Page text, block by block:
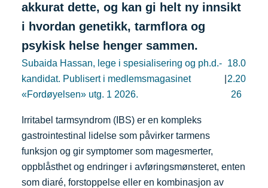
akkurat dette, og kan gi helt ny innsikt
i hvordan genetikk, tarmflora og
psykisk helse henger sammen.
Subaida Hassan, lege i spesialisering og ph.d.-
kandidat. Publisert i medlemsmagasinet
«Fordøyelsen» utg. 1 2026.
|
18.0
2.20
26
Irritabel tarmsyndrom (IBS) er en kompleks
gastrointestinal lidelse som påvirker tarmens
funksjon og gir symptomer som magesmerter,
oppblåsthet og endringer i avføringsmønsteret, enten
som diaré, forstoppelse eller en kombinasjon av